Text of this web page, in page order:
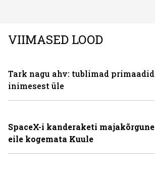
VIIMASED LOOD
Tark nagu ahv: tublimad
inimesest üle
SpaceX-i kanderaketi
eile kogemata Kuule